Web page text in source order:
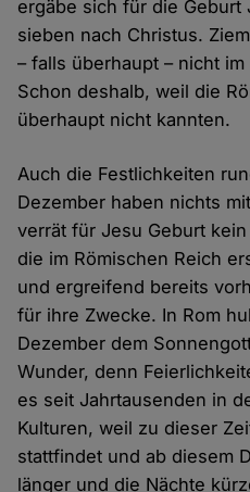
ergäbe sich für die Geburt
sieben nach Christus.
– falls überhaupt – nicht
Schon deshalb, weil die
überhaupt nicht kannten.
Auch die Festlichkeiten
Dezember haben nichts
verrät für Jesu Geburt
die im Römischen Reich
und ergreifend bereits
für ihre Zwecke. In Rom
Dezember dem
Wunder, denn
es seit Jahrtausenden in
Kulturen, weil zu dieser
stattfindet und ab diesem
länger und die Nächte